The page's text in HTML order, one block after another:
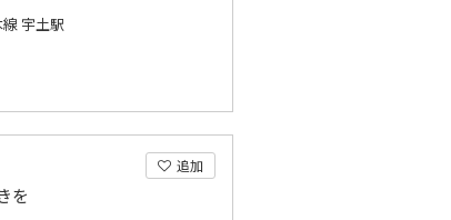
宇土駅
追加
を